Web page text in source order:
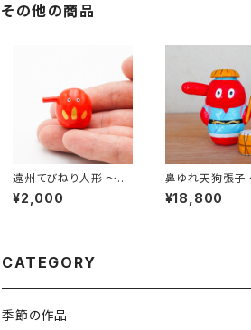
その他の商品
遠州てびねり人形 〜赤
天狗〜（高さ約2cm）
¥2,000
鼻ゆれ天狗張子
大念仏〜｜高さ
cm
¥18,800
CATEGORY
季節の作品